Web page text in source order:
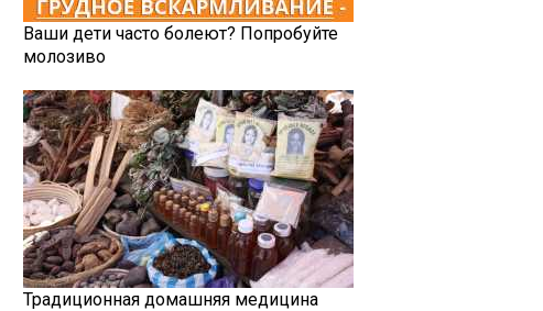
Ваши дети часто болеют? Попробуйте
молозиво
Традиционная домашняя медицина